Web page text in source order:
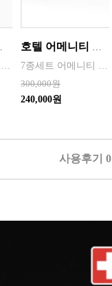
300,000원
240,000원
사용후기 0